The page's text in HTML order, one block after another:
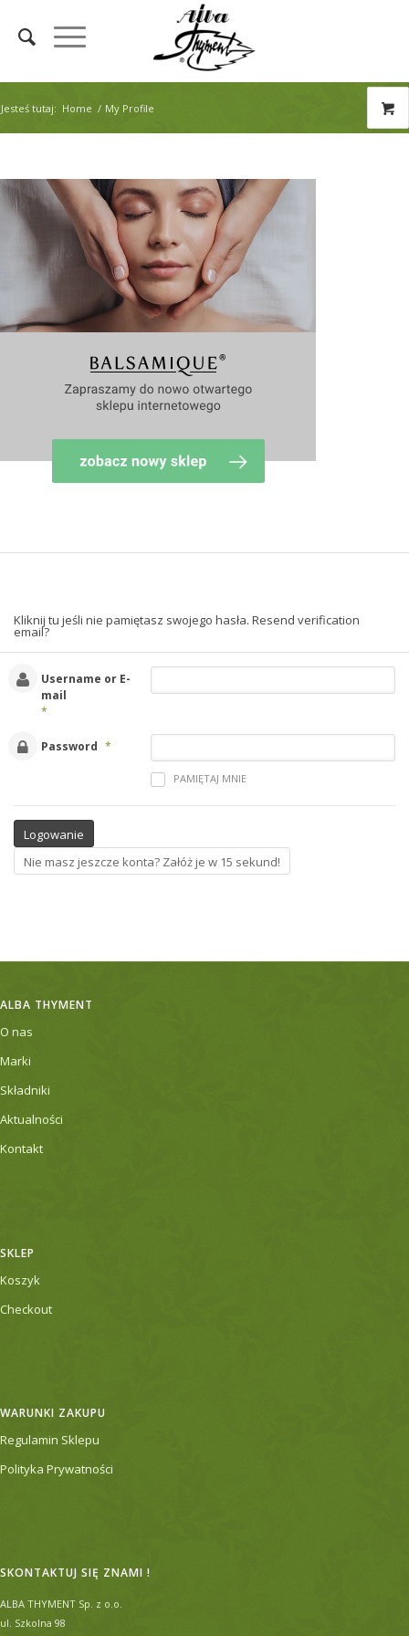
Jesteś tutaj: Home / My Profile
Kliknij tu jeśli nie pamiętasz swojego hasła. Resend verification
email?
Username or E-
mail
*
Password *
PAMIĘTAJ MNIE
ALBA THYMENT
O nas
Marki
Składniki
Aktualności
Kontakt
SKLEP
Koszyk
Checkout
WARUNKI ZAKUPU
Regulamin Sklepu
Polityka Prywatności
SKONTAKTUJ SIĘ ZNAMI !
ALBA THYMENT Sp. z o.o.
ul. Szkolna 98